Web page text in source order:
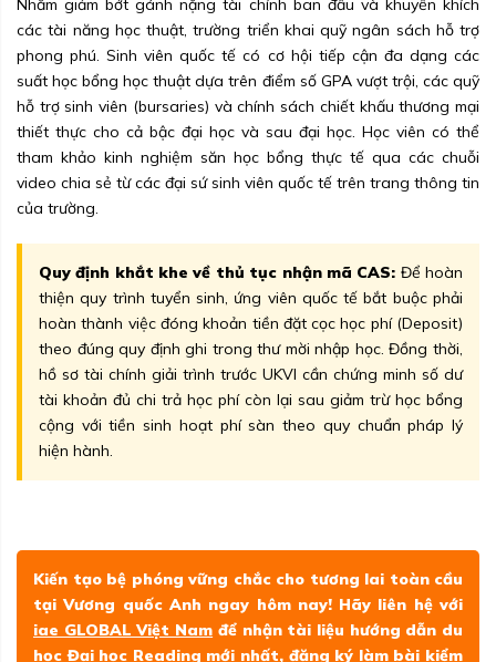
Nhằm giảm bớt gánh nặng tài chính ban đầu và khuyến khích
các tài năng học thuật, trường triển khai quỹ ngân sách hỗ trợ
phong phú. Sinh viên quốc tế có cơ hội tiếp cận đa dạng các
suất học bổng học thuật dựa trên điểm số GPA vượt trội, các quỹ
hỗ trợ sinh viên (bursaries) và chính sách chiết khấu thương mại
thiết thực cho cả bậc đại học và sau đại học. Học viên có thể
tham khảo kinh nghiệm săn học bổng thực tế qua các chuỗi
video chia sẻ từ các đại sứ sinh viên quốc tế trên trang thông tin
của trường.
Quy định khắt khe về thủ tục nhận mã CAS: Để hoàn
thiện quy trình tuyển sinh, ứng viên quốc tế bắt buộc phải
hoàn thành việc đóng khoản tiền đặt cọc học phí (Deposit)
theo đúng quy định ghi trong thư mời nhập học. Đồng thời,
hồ sơ tài chính giải trình trước UKVI cần chứng minh số dư
tài khoản đủ chi trả học phí còn lại sau giảm trừ học bổng
cộng với tiền sinh hoạt phí sàn theo quy chuẩn pháp lý
hiện hành.
Kiến tạo bệ phóng vững chắc cho tương lai toàn cầu
tại Vương quốc Anh ngay hôm nay! Hãy liên hệ với
iae GLOBAL Việt Nam để nhận tài liệu hướng dẫn du
học Đại học Reading mới nhất, đăng ký làm bài kiểm